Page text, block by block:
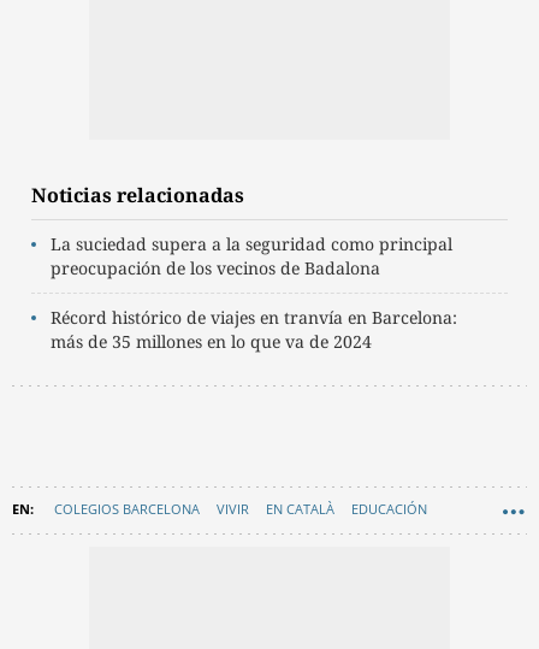
Noticias relacionadas
La suciedad supera a la seguridad como principal
preocupación de los vecinos de Badalona
Récord histórico de viajes en tranvía en Barcelona:
más de 35 millones en lo que va de 2024
COLEGIOS BARCELONA VIVIR EN CATALÀ EDUCACIÓN